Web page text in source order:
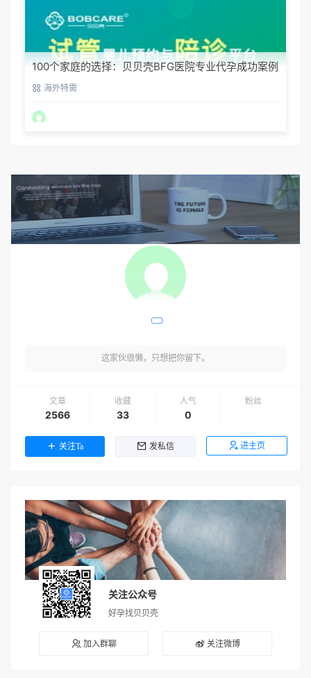
100个家庭的选择：贝贝壳BFG医院专业代孕成功案例
分享海外特需
这家伙很懒，只想把你留下。
文章
2566
收藏
33
人气
0
粉丝
关注Ta 发私信 进主页
关注公众号
好孕找贝贝壳
加入群聊 关注微博